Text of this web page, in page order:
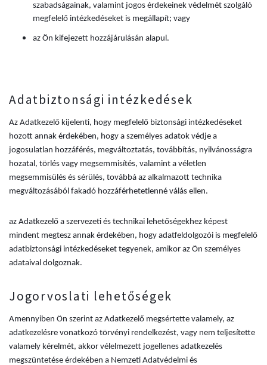
szabadságainak, valamint jogos érdekeinek védelmét szolgáló
megfelelő intézkedéseket is megállapít; vagy
az Ön kifejezett hozzájárulásán alapul.
Adatbiztonsági intézkedések
Az Adatkezelő kijelenti, hogy megfelelő biztonsági intézkedéseket
hozott annak érdekében, hogy a személyes adatok védje a
jogosulatlan hozzáférés, megváltoztatás, továbbítás, nyilvánosságra
hozatal, törlés vagy megsemmisítés, valamint a véletlen
megsemmisülés és sérülés, továbbá az alkalmazott technika
megváltozásából fakadó hozzáférhetetlenné válás ellen.
az Adatkezelő a szervezeti és technikai lehetőségekhez képest
mindent megtesz annak érdekében, hogy adatfeldolgozói is megfelelő
adatbiztonsági intézkedéseket tegyenek, amikor az Ön személyes
adataival dolgoznak.
Jogorvoslati lehetőségek
Amennyiben Ön szerint az Adatkezelő megsértette valamely, az
adatkezelésre vonatkozó törvényi rendelkezést, vagy nem teljesítette
valamely kérelmét, akkor vélelmezett jogellenes adatkezelés
megszüntetése érdekében a Nemzeti Adatvédelmi és